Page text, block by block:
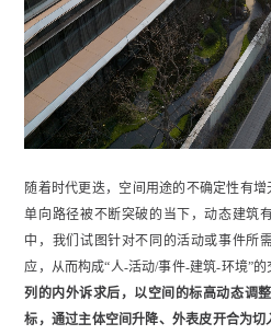
随着时代更迭，空间用途的不确定性有
单向路径被不断突破的当下，动态建筑
中，我们试图针对不同的活动或事件所
应，从而构成“人-活动/事件-建筑-环境”
列的内外诉求后，以空间的标高动态调
标，通过主体空间升降、外表皮开合为